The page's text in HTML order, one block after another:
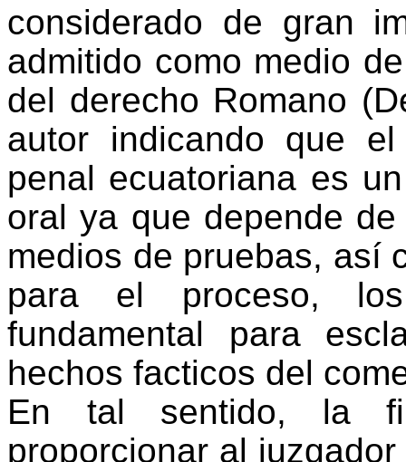
considerado de gran
admitido como medio
del derecho Romano
autor indicando que
penal ecuatoriana es
oral ya que depende
medios de pruebas, así
para el proceso,
fundamental para
hechos facticos del
En tal sentido, la
proporcionar al